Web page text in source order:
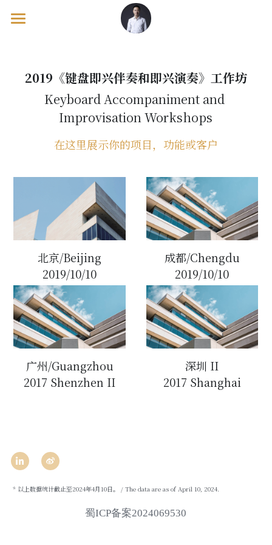
出版物/Publications
教学理论/Pedagogy Books
钢琴教材/Piano Tutor Books
考级辅导/Exam Supplements
工作坊/Workshops
马克·坦纳/Mark Tanner
英格 / Inge & 基里尔 / Kirill
佩内洛普·罗斯凯尔/Penelope Roskell
宝拉·德雷尔/Paula Dreyer
卢辛达·麦克沃斯/Lucinda MackWorth
音乐会/Concerts
海外游/Overseas Course
美国/United States
英国/United Kingdom
欧洲/European Continental
澳大利亚/Australia
2019《键盘即兴伴奏和即兴演奏》工作坊
Keyboard Accompaniment and
Improvisation Workshops
在这里展示你的项目，功能或客户
北京/Beijing
2019/10/10
成都/Chengdu
2019/10/10
广州/Guangzhou
2017 Shenzhen II
深圳 II
2017 Shanghai
* 以上数据统计截止至2024年4月10日。 / The data are as of April 10, 2024.
蜀ICP备案2024069530